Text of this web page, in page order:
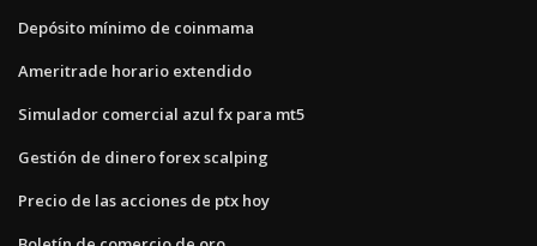
Depósito mínimo de coinmama
Ameritrade horario extendido
Simulador comercial azul fx para mt5
Gestión de dinero forex scalping
Precio de las acciones de ptx hoy